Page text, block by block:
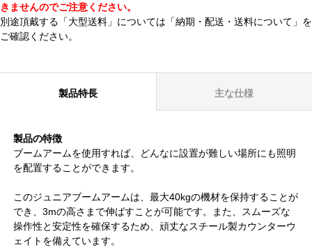
きませんのでご注意ください。
別途頂戴する「大型送料」については 「納期・配送・送料について」 を
ご確認ください。
製品特長 主な仕様
製品の特徴
ブームアームを使用すれば、どんなに設置が難しい場所にも照明
を配置することができます。
このジュニアブームアームは、最大40kgの機材を保持することが
でき、3mの高さまで伸ばすことが可能です。また、スムーズな
操作性と安定性を確保するため、頑丈なスチール製カウンターウ
ェイトを備えています。